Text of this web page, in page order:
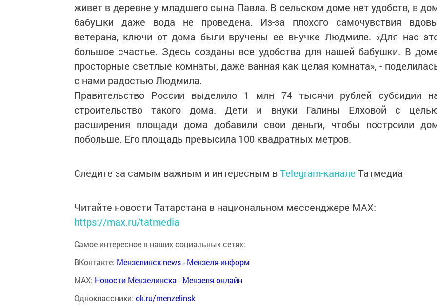
живет в деревне у младшего сына Павла. В сельском доме нет удобств, в
бабушки даже вода не проведена. Из-за плохого самочувствия
ветерана, ключи от дома были вручены ее внучке Людмиле. «Для нас
большое счастье. Здесь созданы все удобства для нашей бабушки. В
просторные светлые комнаты, даже ванная как целая комната», -
с нами радостью Людмила.
Правительство России выделило 1 млн 74 тысячи рублей субсидии
строительство такого дома. Дети и внуки Галины Елховой с
расширения площади дома добавили свои деньги, чтобы построили
побольше. Его площадь превысила 100 квадратных метров.
Следите за самым важным и интересным вTelegram-канале Татмедиа
Читайте новости Татарстана в национальном мессенджере MАХ:
https://max.ru/tatmedia
Самое интересное в наших социальных сетях:
ВКонтакте: Мензелинск news - Мензеля-информ
MAX: Новости Мензелинска - Мензеля онлайн
Одноклассники: ok.ru/menzelinsk